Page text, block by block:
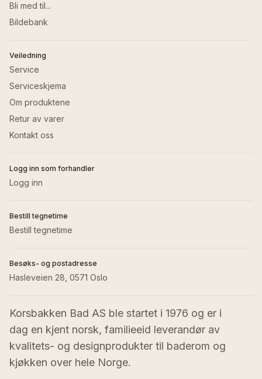
Bli med til...
Bildebank
Veiledning
Service
Serviceskjema
Om produktene
Retur av varer
Kontakt oss
Logg inn som forhandler
Logg inn
Bestill tegnetime
Bestill tegnetime
Besøks- og postadresse
Hasleveien 28, 0571 Oslo
Korsbakken Bad AS ble startet i 1976 og er i
dag en kjent norsk, familieeid leverandør av
kvalitets- og designprodukter til baderom og
kjøkken over hele Norge.